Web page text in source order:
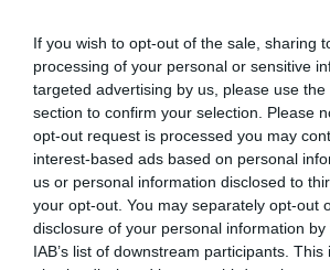
If you wish to opt-out of the sale, sharing
processing of your personal or sensitive
targeted advertising by us, please use
section to confirm your selection. Please
opt-out request is processed you may
interest-based ads based on personal
us or personal information disclosed to
your opt-out. You may separately opt-out
disclosure of your personal information
IAB’s list of downstream participants.